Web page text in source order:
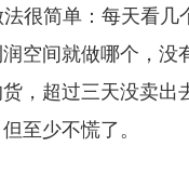
很简单：每天看几
空间就做哪个，没
，超过三天没卖出
至少不慌了。